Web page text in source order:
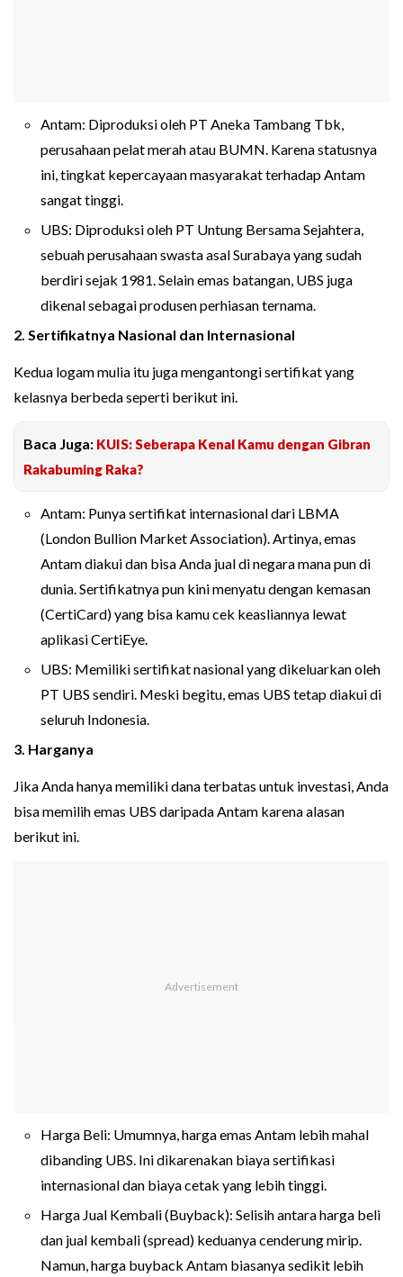
Antam: Diproduksi oleh PT Aneka Tambang Tbk,
perusahaan pelat merah atau BUMN. Karena statusnya
ini, tingkat kepercayaan masyarakat terhadap Antam
sangat tinggi.
UBS: Diproduksi oleh PT Untung Bersama Sejahtera,
sebuah perusahaan swasta asal Surabaya yang sudah
berdiri sejak 1981. Selain emas batangan, UBS juga
dikenal sebagai produsen perhiasan ternama.
2. Sertifikatnya Nasional dan Internasional
Kedua logam mulia itu juga mengantongi sertifikat yang
kelasnya berbeda seperti berikut ini.
Baca Juga: KUIS: Seberapa Kenal Kamu dengan Gibran
Rakabuming Raka?
Antam: Punya sertifikat internasional dari LBMA
(London Bullion Market Association). Artinya, emas
Antam diakui dan bisa Anda jual di negara mana pun di
dunia. Sertifikatnya pun kini menyatu dengan kemasan
(CertiCard) yang bisa kamu cek keasliannya lewat
aplikasi CertiEye.
UBS: Memiliki sertifikat nasional yang dikeluarkan oleh
PT UBS sendiri. Meski begitu, emas UBS tetap diakui di
seluruh Indonesia.
3. Harganya
Jika Anda hanya memiliki dana terbatas untuk investasi, Anda
bisa memilih emas UBS daripada Antam karena alasan
berikut ini.
Harga Beli: Umumnya, harga emas Antam lebih mahal
dibanding UBS. Ini dikarenakan biaya sertifikasi
internasional dan biaya cetak yang lebih tinggi.
Harga Jual Kembali (Buyback): Selisih antara harga beli
dan jual kembali (spread) keduanya cenderung mirip.
Namun, harga buyback Antam biasanya sedikit lebih